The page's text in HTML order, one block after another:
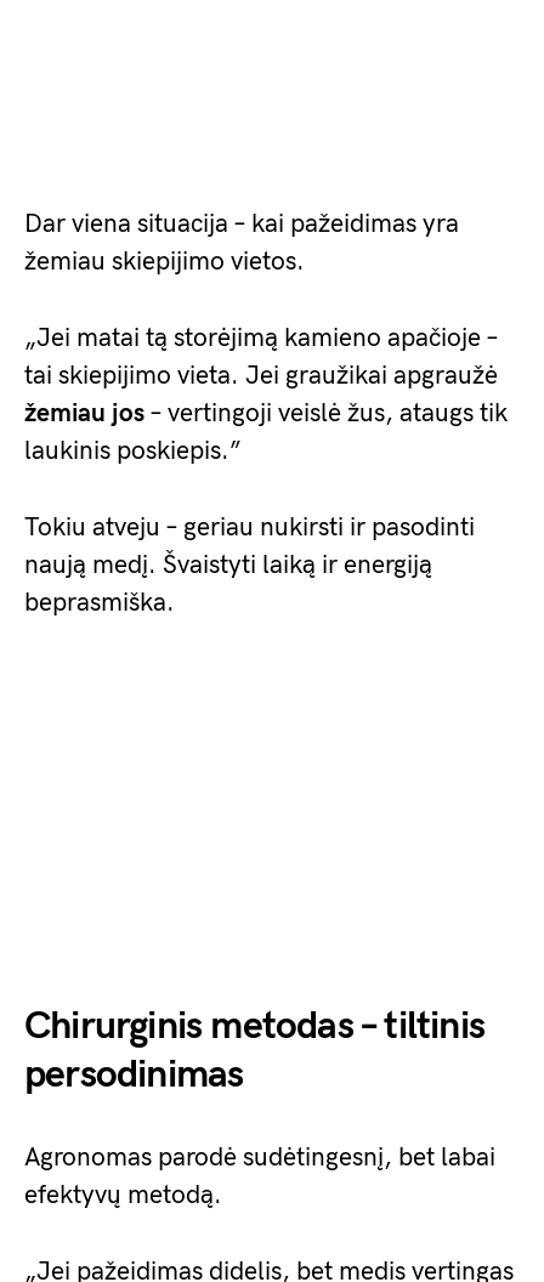
Dar viena situacija – kai pažeidimas yra
žemiau skiepijimo vietos.
„Jei matai tą storėjimą kamieno apačioje –
tai skiepijimo vieta. Jei graužikai apgraužė
žemiau jos – vertingoji veislė žus, ataugs tik
laukinis poskiepis.”
Tokiu atveju – geriau nukirsti ir pasodinti
naują medį. Švaistyti laiką ir energiją
beprasmiška.
Chirurginis metodas – tiltinis
persodinimas
Agronomas parodė sudėtingesnį, bet labai
efektyvų metodą.
„Jei pažeidimas didelis, bet medis vertingas